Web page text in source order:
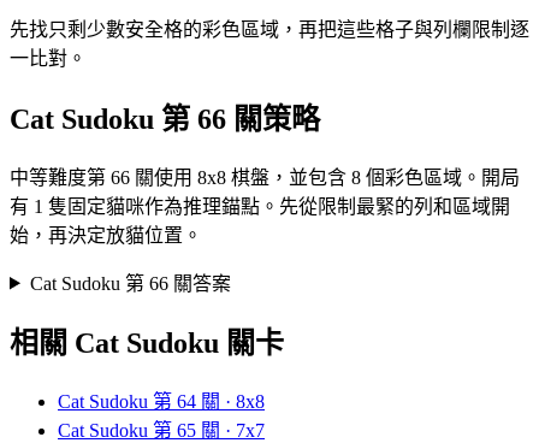
先找只剩少數安全格的彩色區域，再把這些格子與列欄限制逐
一比對。
Cat Sudoku 第 66 關策略
中等難度第 66 關使用 8x8 棋盤，並包含 8 個彩色區域。開局
有 1 隻固定貓咪作為推理錨點。先從限制最緊的列和區域開
始，再決定放貓位置。
Cat Sudoku 第 66 關答案
相關 Cat Sudoku 關卡
Cat Sudoku 第 64 關 · 8x8
Cat Sudoku 第 65 關 · 7x7